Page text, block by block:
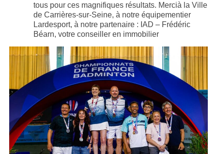
tous pour ces magnifiques résultats. Mercià la Ville
de Carrières-sur-Seine, à notre équipementier
Lardesport, à notre partenaire : IAD – Frédéric
Béarn, votre conseiller en immobilier